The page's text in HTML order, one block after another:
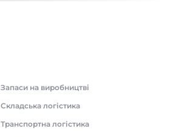
Запаси на виробництві
Складська логістика
Транспортна логістика